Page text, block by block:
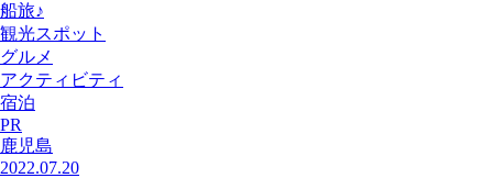
船旅♪
観光スポット
グルメ
アクティビティ
宿泊
PR
鹿児島
2022.07.20